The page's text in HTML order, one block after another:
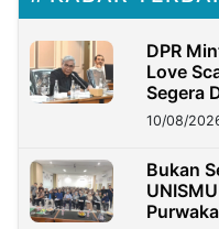
DPR
Love
Segera
10/08/
Bukan